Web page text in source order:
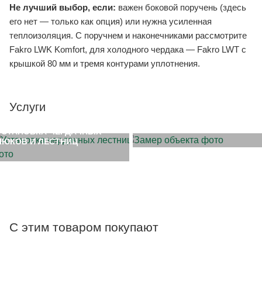
Не лучший выбор, если: важен боковой поручень (здесь
его нет — только как опция) или нужна усиленная
теплоизоляция. С поручнем и наконечниками рассмотрите
Fakro LWK Komfort, для холодного чердака — Fakro LWT с
крышкой 80 мм и тремя контурами уплотнения.
Услуги
ЧЕРДАЧНЫХ
И ЛЕСТНИЦ
С этим товаром покупают